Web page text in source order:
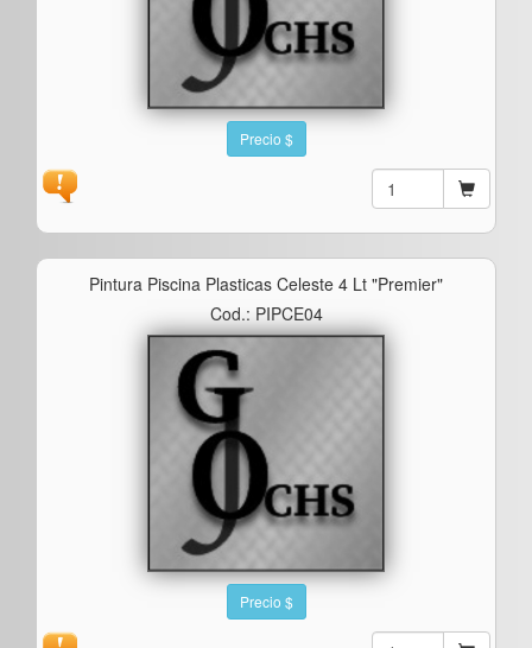
Precio $
Pintura Piscina Plasticas Celeste 4 Lt "premier"
Cod.: PIPCE04
Precio $